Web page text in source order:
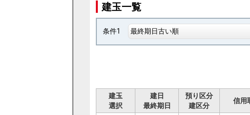
建玉一覧
条件1 最終期日古い順
建玉
選択
建日
最終期日
預り区分
建区分
信用